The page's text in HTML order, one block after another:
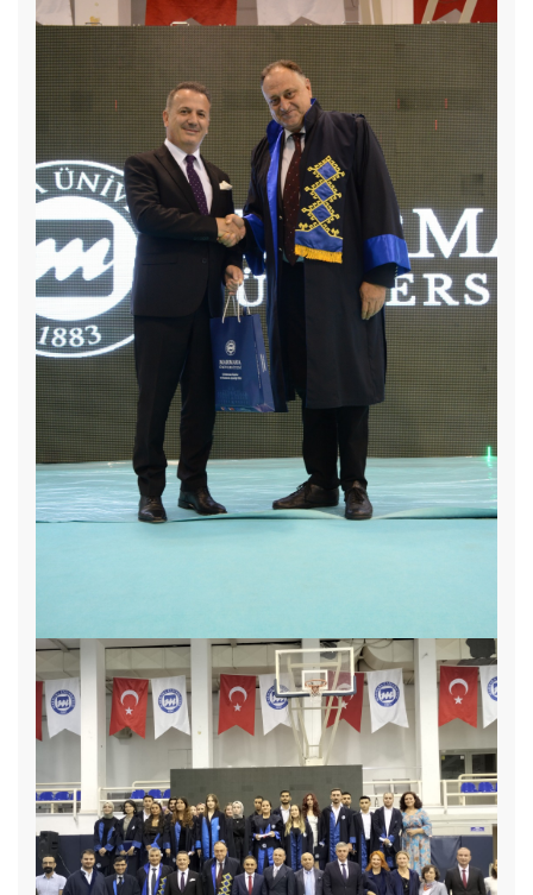
Görme Engelli Bireylere Katiplik Meslek Eğitimi Programı
Başladı
Yükseköğretim Kalite Kurulu Öğrenci Komisyonu Üyeliği